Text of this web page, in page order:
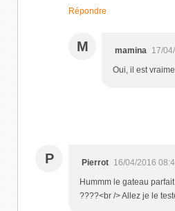
Répondre
M mamina
17/
Oui, il est
P Pierrot 16/04/2016
Hummm le gateau
????<br /> Allez je le